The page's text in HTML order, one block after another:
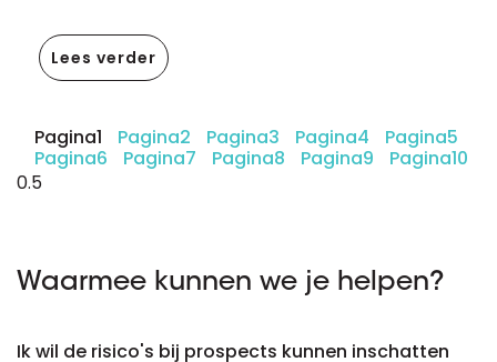
Lees verder
Pagina1 Pagina2 Pagina3 Pagina4 Pagina5
Pagina6 Pagina7 Pagina8 Pagina9 Pagina10
Waarmee kunnen we je helpen?
Ik wil de risico's bij prospects kunnen inschatten